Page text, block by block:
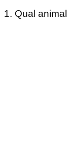
1. Qual